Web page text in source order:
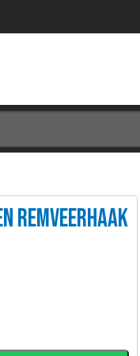
REMVEERHAAK